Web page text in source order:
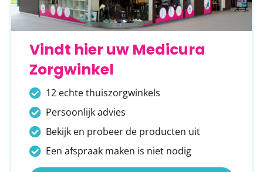
Vindt hier uw Medicura
Zorgwinkel
12 echte thuiszorgwinkels
Persoonlijk advies
Bekijk en probeer de producten uit
Een afspraak maken is niet nodig